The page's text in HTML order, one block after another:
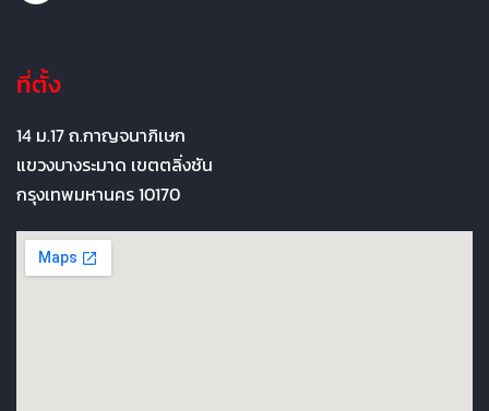
ที่ตั้ง
14 ม.17 ถ.กาญจนาภิเษก
แขวงบางระมาด เขตตลิ่งชัน
กรุงเทพมหานคร 10170